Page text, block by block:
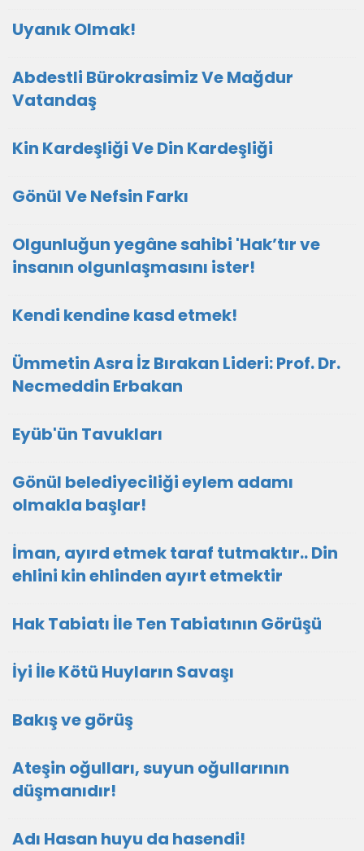
Uyanık Olmak!
Abdestli Bürokrasimiz Ve Mağdur
Vatandaş
Kin Kardeşliği Ve Din Kardeşliği
Gönül Ve Nefsin Farkı
Olgunluğun yegâne sahibi 'Hak’tır ve
insanın olgunlaşmasını ister!
Kendi kendine kasd etmek!
Ümmetin Asra İz Bırakan Lideri: Prof. Dr.
Necmeddin Erbakan
Eyüb'ün Tavukları
Gönül belediyeciliği eylem adamı
olmakla başlar!
İman, ayırd etmek taraf tutmaktır.. Din
ehlini kin ehlinden ayırt etmektir
Hak Tabiatı İle Ten Tabiatının Görüşü
İyi İle Kötü Huyların Savaşı
Bakış ve görüş
Ateşin oğulları, suyun oğullarının
düşmanıdır!
Adı Hasan huyu da hasendi!